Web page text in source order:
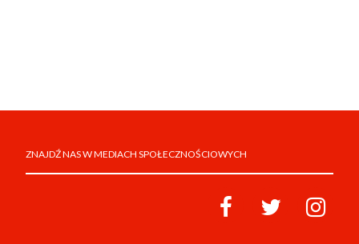
ZNAJDŹ NAS W MEDIACH SPOŁECZNOŚCIOWYCH